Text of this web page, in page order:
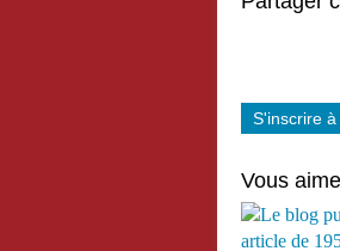
S'inscrire
Vous